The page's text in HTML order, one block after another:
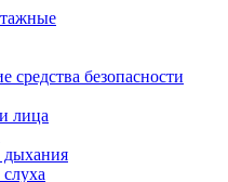
средства безопасности
лица
дыхания